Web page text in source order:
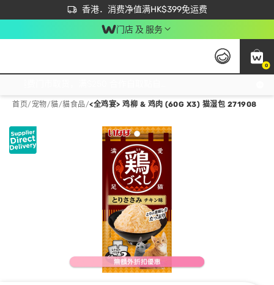
香港．消费净值满HK$399免运费
立即成为易赏钱会员尽享独家优惠
首次APP下单买满$450 输入 NEWAPP 即减$50
门店 及 服务
0
首页/ 宠物/貓/貓食品/<全鸡宴> 鸡柳 & 鸡肉 (60G X3) 猫湿包 271908